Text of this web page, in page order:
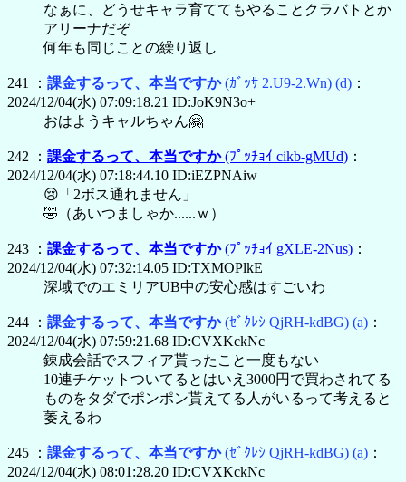
なぁに、どうせキャラ育ててもやることクラバトとか
アリーナだぞ
何年も同じことの繰り返し
241 ： 課金するって、本当ですか(ｶﾞｯｻ 2.U9-2.Wn) (d) ：
2024/12/04(水) 07:09:18.21 ID:JoK9N3o+
おはようキャルちゃん🤗
242 ： 課金するって、本当ですか(ﾌﾟｯﾁｮｲ cikb-gMUd) ：
2024/12/04(水) 07:18:44.10 ID:iEZPNAiw
😢「2ボス通れません」
🤣（あいつましゃか......ｗ）
243 ： 課金するって、本当ですか(ﾌﾟｯﾁｮｲ gXLE-2Nus) ：
2024/12/04(水) 07:32:14.05 ID:TXMOPlkE
深域でのエミリアUB中の安心感はすごいわ
244 ： 課金するって、本当ですか(ｾﾞｸﾚｼ QjRH-kdBG) (a) ：
2024/12/04(水) 07:59:21.68 ID:CVXKckNc
錬成会話でスフィア貰ったこと一度もない
10連チケットついてるとはいえ3000円で買わされてる
ものをタダでポンポン貰えてる人がいるって考えると
萎えるわ
245 ： 課金するって、本当ですか(ｾﾞｸﾚｼ QjRH-kdBG) (a) ：
2024/12/04(水) 08:01:28.20 ID:CVXKckNc